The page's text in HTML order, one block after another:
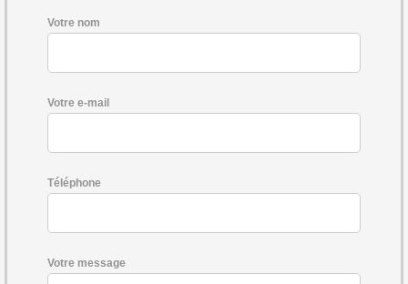
Votre nom
Votre e-mail
Téléphone
Votre message